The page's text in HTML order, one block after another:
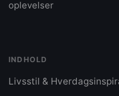
Innsbruck** - En
med
rejseoplevelse.
oplevelser
INDHOLD
Livsstil &